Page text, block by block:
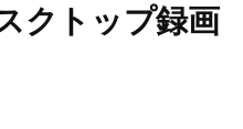
クトップ録画